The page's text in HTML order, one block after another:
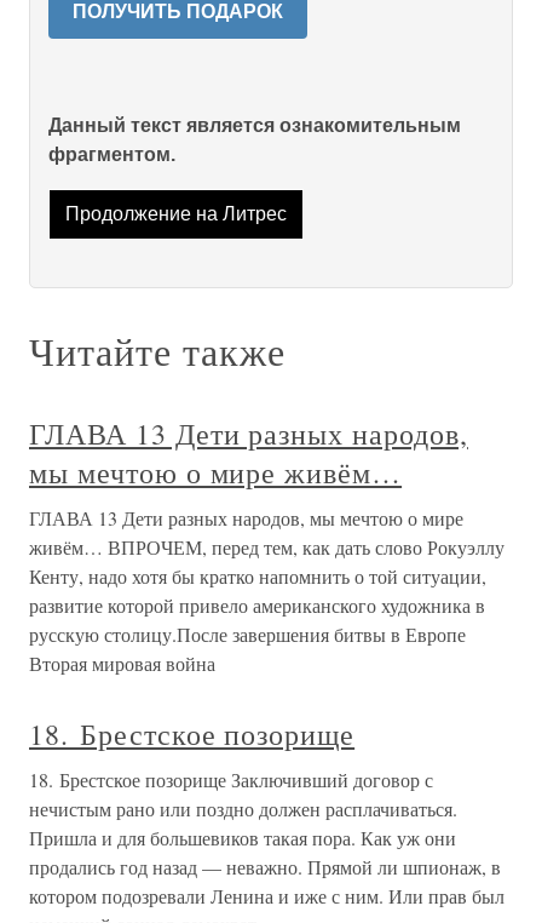
ПОЛУЧИТЬ ПОДАРОК
Данный текст является ознакомительным
фрагментом.
Продолжение на Литрес
Читайте также
ГЛАВА 13 Дети разных народов,
мы мечтою о мире живём…
ГЛАВА 13 Дети разных народов, мы мечтою о мире
живём… ВПРОЧЕМ, перед тем, как дать слово Рокуэллу
Кенту, надо хотя бы кратко напомнить о той ситуации,
развитие которой привело американского художника в
русскую столицу.После завершения битвы в Европе
Вторая мировая война
18. Брестское позорище
18. Брестское позорище Заключивший договор с
нечистым рано или поздно должен расплачиваться.
Пришла и для большевиков такая пора. Как уж они
продались год назад — неважно. Прямой ли шпионаж, в
котором подозревали Ленина и иже с ним. Или прав был